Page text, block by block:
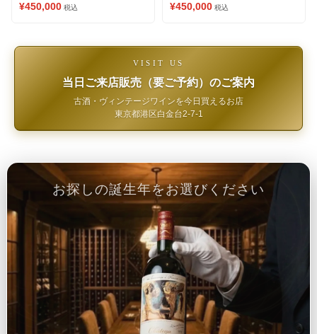
¥450,000 税込 ¥450,000 税込
VISIT US
当日ご来店販売（要ご予約）のご案内
古酒・ヴィンテージワインを今日買えるお店
東京都港区白金台2-7-1
お探しの誕生年をお選びください